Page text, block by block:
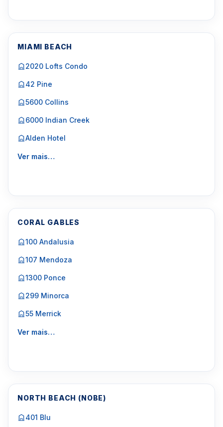
MIAMI BEACH
2020 Lofts Condo
42 Pine
5600 Collins
6000 Indian Creek
Alden Hotel
Ver mais…
CORAL GABLES
100 Andalusia
107 Mendoza
1300 Ponce
299 Minorca
55 Merrick
Ver mais…
NORTH BEACH (NOBE)
401 Blu